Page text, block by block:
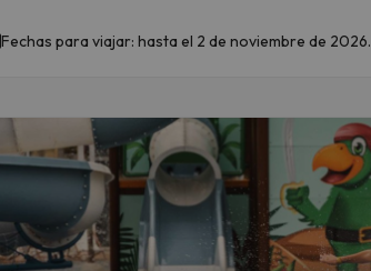
Fechas para viajar: hasta el 2 de noviembre de 2026.